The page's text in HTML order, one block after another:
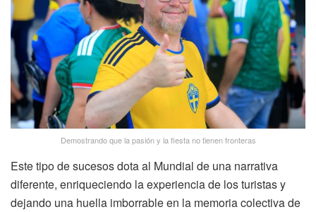
Demostrando que la pasión y la fiesta no tienen fronteras
Este tipo de sucesos dota al Mundial de una narrativa
diferente, enriqueciendo la experiencia de los turistas y
dejando una huella imborrable en la memoria colectiva de